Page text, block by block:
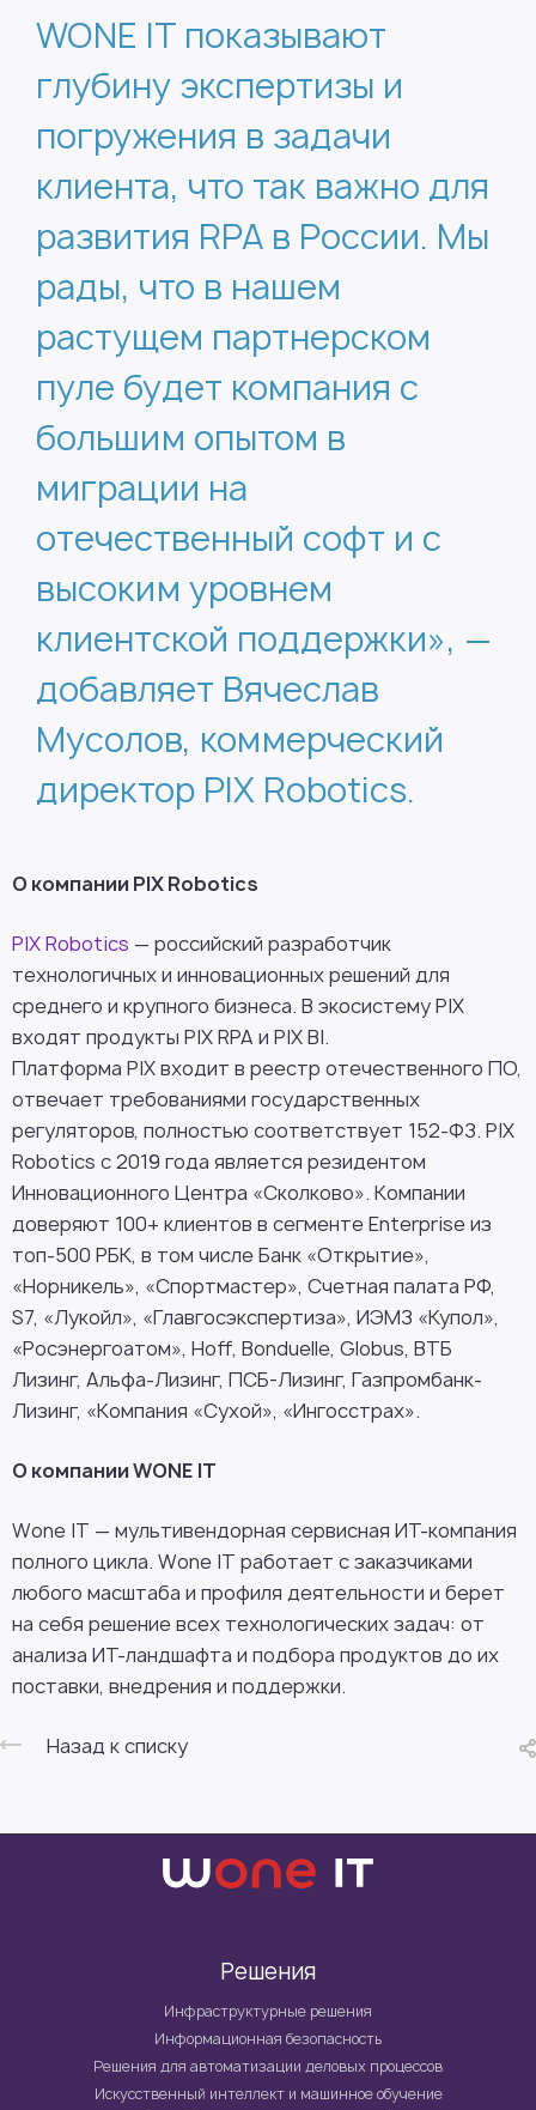
WONE IT показывают
глубину экспертизы и
погружения в задачи
клиента, что так важно для
развития RPA в России. Мы
рады, что в нашем
растущем партнерском
пуле будет компания с
большим опытом в
миграции на
отечественный софт и с
высоким уровнем
клиентской поддержки», —
добавляет Вячеслав
Мусолов, коммерческий
директор PIX Robotics.
О компании PIX Robotics
PIX Robotics — российский разработчик
технологичных и инновационных решений для
среднего и крупного бизнеса. В экосистему PIX
входят продукты PIX RPA и PIX BI.
Платформа PIX входит в реестр отечественного ПО,
отвечает требованиями государственных
регуляторов, полностью соответствует 152-ФЗ. PIX
Robotics с 2019 года является резидентом
Инновационного Центра «Сколково». Компании
доверяют 100+ клиентов в сегменте Enterprise из
топ-500 РБК, в том числе Банк «Открытие»,
«Норникель», «Спортмастер», Счетная палата РФ,
S7, «Лукойл», «Главгосэкспертиза», ИЭМЗ «Купол»,
«Росэнергоатом», Hoff, Bonduelle, Globus, ВТБ
Лизинг, Альфа-Лизинг, ПСБ-Лизинг, Газпромбанк-
Лизинг, «Компания «Сухой», «Ингосстрах».
О компании WONE IT
Wone IT — мультивендорная сервисная ИТ-компания
полного цикла. Wone IT работает с заказчиками
любого масштаба и профиля деятельности и берет
на себя решение всех технологических задач: от
анализа ИТ-ландшафта и подбора продуктов до их
поставки, внедрения и поддержки.
Назад к списку
Решения
Инфраструктурные решения
Информационная безопасность
Решения для автоматизации деловых процессов
Искусственный интеллект и машинное обучение